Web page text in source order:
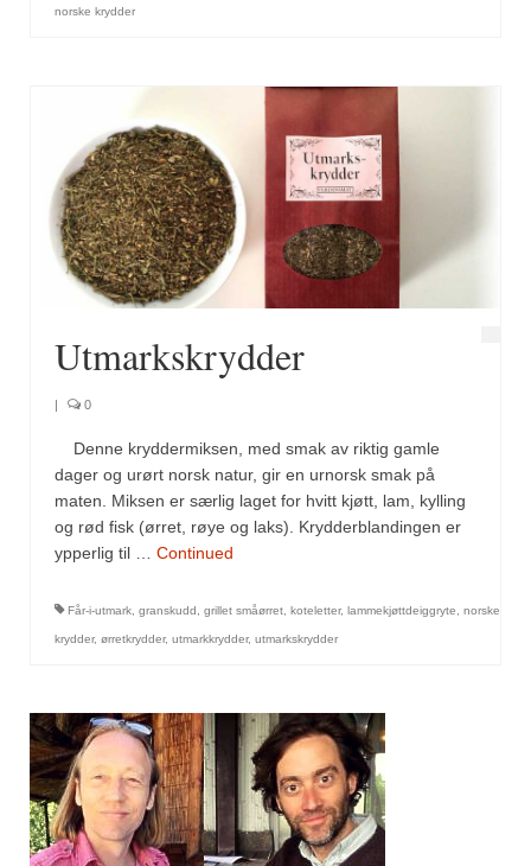
norske krydder
Utmarkskrydder
| 0
Denne kryddermiksen, med smak av riktig gamle
dager og urørt norsk natur, gir en urnorsk smak på
maten. Miksen er særlig laget for hvitt kjøtt, lam, kylling
og rød fisk (ørret, røye og laks). Krydderblandingen er
ypperlig til … Continued
Får-i-utmark granskudd grillet småørret koteletter, lammekjøttdeiggryte norske
krydder, ørretkrydder, utmarkkrydder, utmarkskrydder